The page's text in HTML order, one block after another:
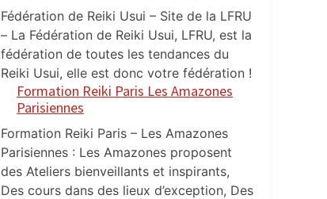
Fédération de Reiki Usui – Site de la LFRU
– La Fédération de Reiki Usui, LFRU, est la
fédération de toutes les tendances du
Reiki Usui, elle est donc votre fédération !
Formation Reiki Paris Les Amazones
Parisiennes
Formation Reiki Paris – Les Amazones
Parisiennes : Les Amazones proposent
des Ateliers bienveillants et inspirants,
Des cours dans des lieux d’exception, Des